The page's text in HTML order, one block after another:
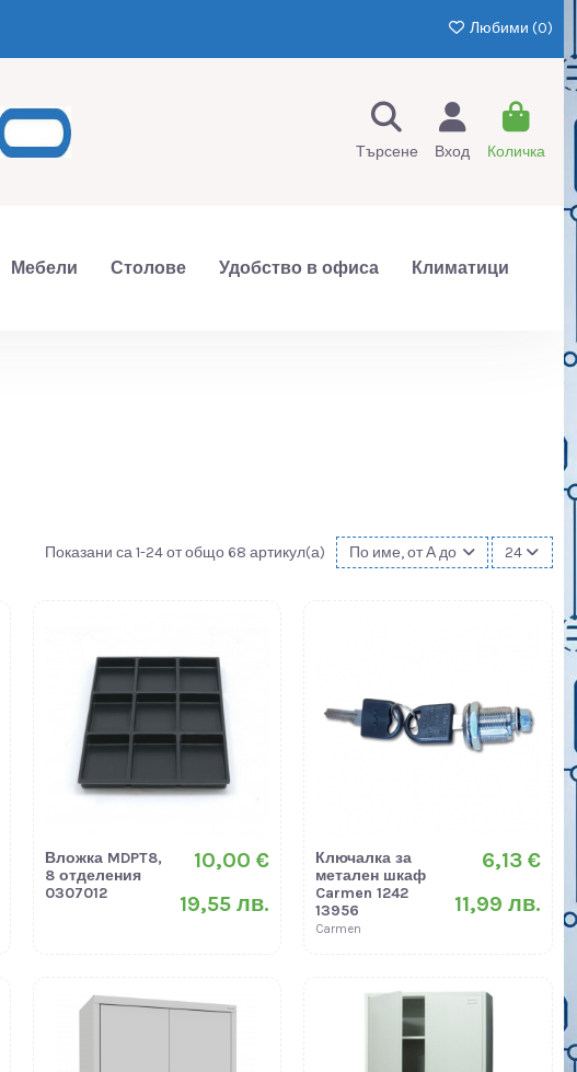
Любими (0)
Търсене Вход Количка
Мебели Столове Удобство в офиса Климатици
Показани са 1-24 от общо 68 артикул(а) По име, от А до Я 24
Вложка MDPT8,
8 отделения
0307012
10,00 €
19,55 лв.
Ключалка за
метален шкаф
Carmen 1242
13956
Carmen
6,13 €
11,99 лв.